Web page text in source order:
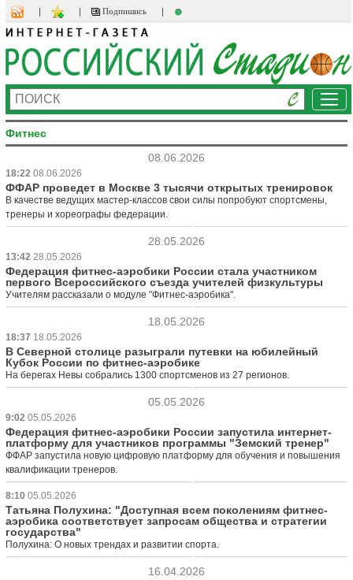
Подпишись
Фитнес
08.06.2026
18:22 08.06.2026
ФФАР проведет в Москве 3 тысячи открытых тренировок
В качестве ведущих мастер-классов свои силы попробуют спортсмены,
тренеры и хореографы федерации.
28.05.2026
13:42 28.05.2026
Федерация фитнес-аэробики России стала участником
первого Всероссийского съезда учителей физкультуры
Учителям рассказали о модуле "Фитнес-аэробика".
18.05.2026
18:37 18.05.2026
В Северной столице разыграли путевки на юбилейный
Кубок России по фитнес-аэробике
На берегах Невы собрались 1300 спортсменов из 27 регионов.
05.05.2026
9:02 05.05.2026
Федерация фитнес-аэробики России запустила интернет-
платформу для участников программы "Земский тренер"
ФФАР запустила новую цифровую платформу для обучения и повышения
квалификации тренеров.
8:10 05.05.2026
Татьяна Полухина: "Доступная всем поколениям фитнес-
аэробика соответствует запросам общества и стратегии
государства"
Полухина: О новых трендах и развитии спорта.
16.04.2026